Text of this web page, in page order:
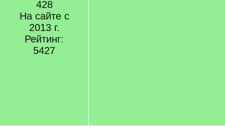
428
На сайте с
2013 г.
Рейтинг:
5427